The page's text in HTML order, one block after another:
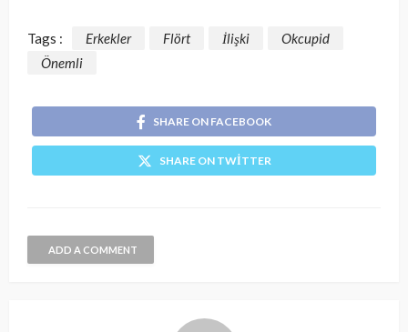
Tags : Erkekler Flört İlişki
Okcupid
Önemli
SHARE ON FACEBOOK
SHARE ON TWITTER
ADD A COMMENT